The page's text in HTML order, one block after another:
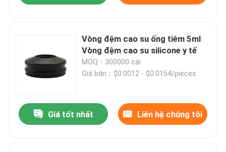
Vòng đệm cao su ống tiêm 5ml
Vòng đệm cao su silicone y tế
MOQ：300000 cái
Giá bán：$0.0012 - $0.0154/pieces
Giá tốt nhất Liên hệ chúng tôi